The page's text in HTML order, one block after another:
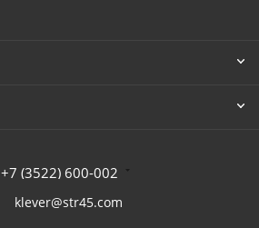
+7 (3522) 600-002
klever@str45.com